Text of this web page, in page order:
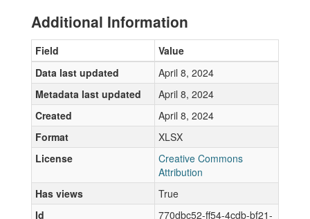
Additional Information
Field
Value
Data last updated
April 8, 2024
Metadata last updated
April 8, 2024
Created
April 8, 2024
Format
XLSX
License
Creative Commons
Attribution
Has views
True
Id
770dbc52-ff54-4cdb-bf21-